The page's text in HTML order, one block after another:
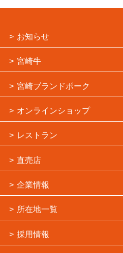
お知らせ
宮崎牛
宮崎ブランドポーク
オンラインショップ
レストラン
直売店
企業情報
所在地一覧
採用情報